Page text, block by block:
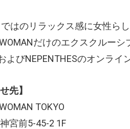
ではのリラックス感に女性ら
だけのエクスクルー
よびNEPENTHESのオンライ
先】
TOKYO
宮前5-45-2 1F